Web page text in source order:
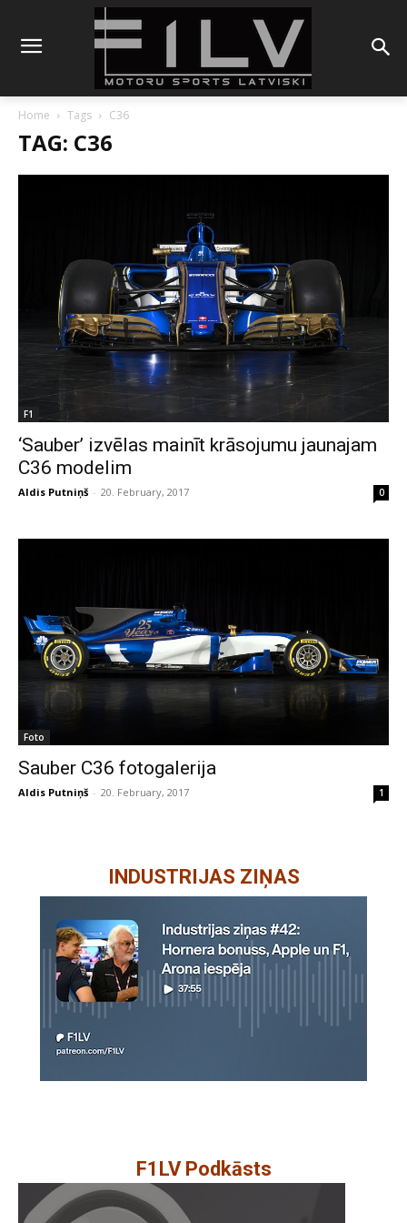
Home Tags C36
TAG: C36
F1
‘Sauber’ izvēlas mainīt krāsojumu jaunajam
C36 modelim
Aldis Putniņš - 20. February, 2017 0
Foto
Sauber C36 fotogalerija
Aldis Putniņš - 20. February, 2017 1
INDUSTRIJAS ZIŅAS
F1LV Podkāsts